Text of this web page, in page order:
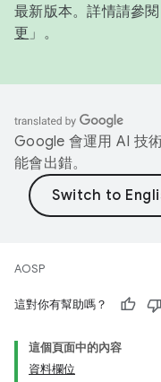
最新版本。詳情請參閱
更 」。
Google 會運用 AI 技
能會出錯。
AOSP
這對你有幫助嗎？
這個頁面中的內容
資料欄位